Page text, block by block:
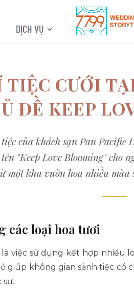
DỊCH VỤ
TIỆC CƯỚI
ĐỀ KEEP
của khách sạn Pan Pacific
"Keep Love Blooming" cho
một khu vườn hoa nhiều màu
các loại hoa tươi
việc sử dụng kết hợp nhiều
giúp không gian sảnh tiệc có